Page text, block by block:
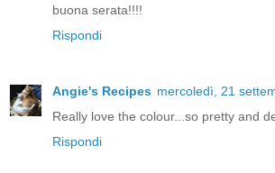
buona serata!!!!
Rispondi
Angie's Recipes mercoledì, 21
Really love the colour...so pretty and
Rispondi